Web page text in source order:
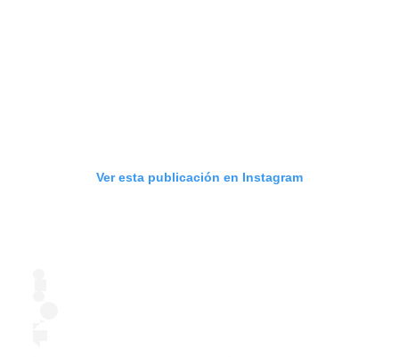
Ver esta publicación en Instagram